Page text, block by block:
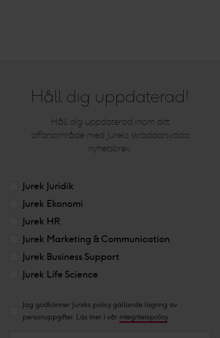
Håll dig uppdaterad!
Håll dig uppdaterad inom ditt
affärsområde med Jureks skräddarsydda
nyhetsbrev.
Jurek Juridik
Jurek Ekonomi
Jurek HR
Jurek Marketing & Communication
Jurek Business Support
Jurek Life Science
Jag godkänner Jureks policy gällande lagring av
personuppgifter. Läs mer i vår integritetspolicy.